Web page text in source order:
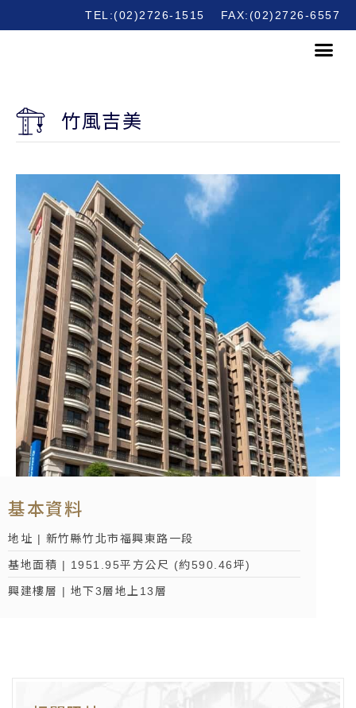
TEL:(02)2726-1515 FAX:(02)2726-6557
竹風吉美
基本資料
地址 | 新竹縣竹北市福興東路一段
基地面積 | 1951.95平方公尺 (約590.46坪)
興建樓層 | 地下3層地上13層